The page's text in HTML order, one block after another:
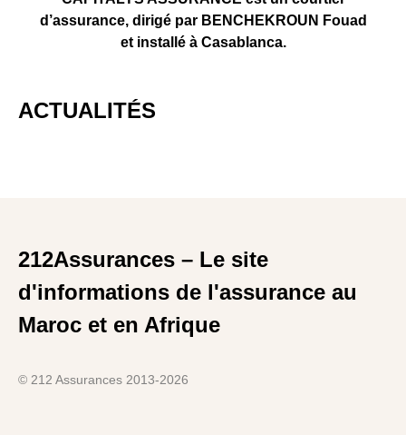
d’assurance, dirigé par BENCHEKROUN Fouad
et installé à Casablanca.
ACTUALITÉS
212Assurances – Le site
d'informations de l'assurance au
Maroc et en Afrique
© 212 Assurances 2013-2026